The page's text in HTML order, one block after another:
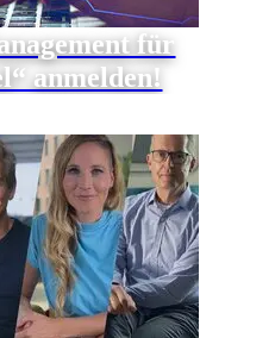
für
anmelden!